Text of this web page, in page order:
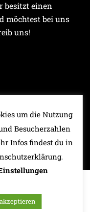
besitzt einen
möchtest bei uns
uns!
um die Nutzung
Besucherzahlen
Infos findest du in